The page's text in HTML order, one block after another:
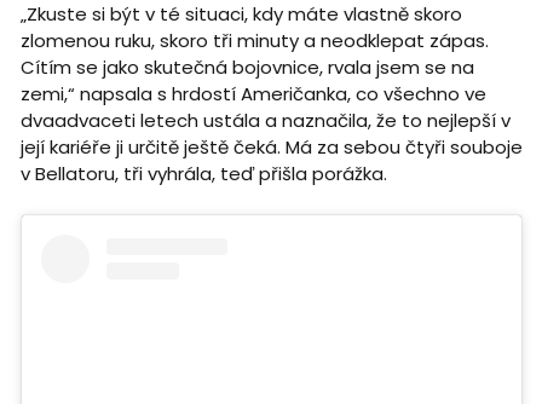
„Zkuste si být v té situaci, kdy máte vlastně skoro
zlomenou ruku, skoro tři minuty a neodklepat zápas.
Cítím se jako skutečná bojovnice, rvala jsem se na
zemi,“ napsala s hrdostí Američanka, co všechno ve
dvaadvaceti letech ustála a naznačila, že to nejlepší v
její kariéře ji určitě ještě čeká. Má za sebou čtyři souboje
v Bellatoru, tři vyhrála, teď přišla porážka.